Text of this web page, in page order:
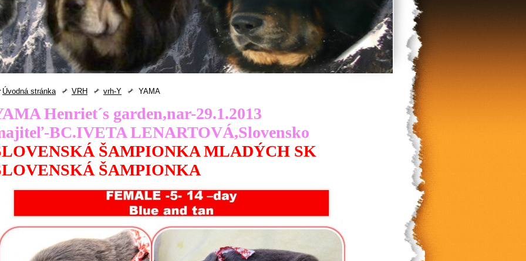
Úvodná stránka VRH vrh-Y YAMA
Henriet´s garden,nar-29.1.2013
BC.IVETA LENARTOVÁ,Slovensko
ŠAMPIONKA MLADÝCH SK
ŠAMPIONKA